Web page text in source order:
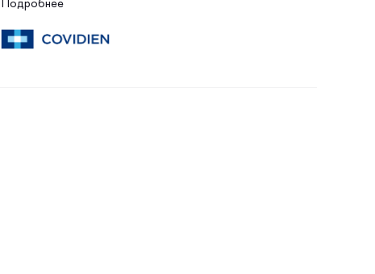
Производитель: "Ковидиен ЛЛС", США. РЗН
2019/8385.